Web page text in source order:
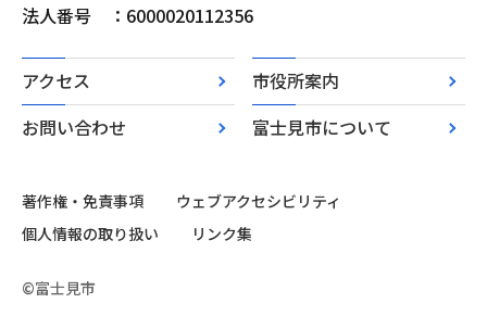
法人番号
：6000020112356
アクセス
市役所案内
お問い合わせ
富士見市について
著作権・免責事項
ウェブアクセシビリティ
個人情報の取り扱い
リンク集
©富士見市